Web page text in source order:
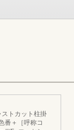
トカット柱掛
番＋［呼称コ